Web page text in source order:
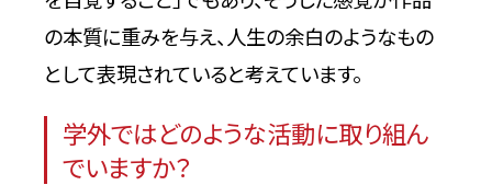
の本質に重みを与え、人生の余白のようなもの
として表現されていると考えています。
学外ではどのような活動に取り組ん
でいますか？